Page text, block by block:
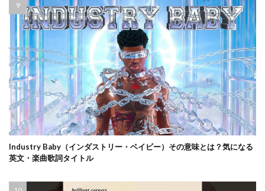
Industry Baby（インダストリー・ベイビー）その意味とは？気になる
英文・楽曲歌詞タイトル